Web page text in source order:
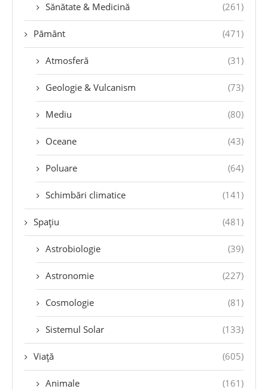
Sănătate & Medicină (261)
Pământ (471)
Atmosferă (31)
Geologie & Vulcanism (73)
Mediu (80)
Oceane (43)
Poluare (64)
Schimbări climatice (141)
Spațiu (481)
Astrobiologie (39)
Astronomie (227)
Cosmologie (81)
Sistemul Solar (133)
Viață (605)
Animale (161)